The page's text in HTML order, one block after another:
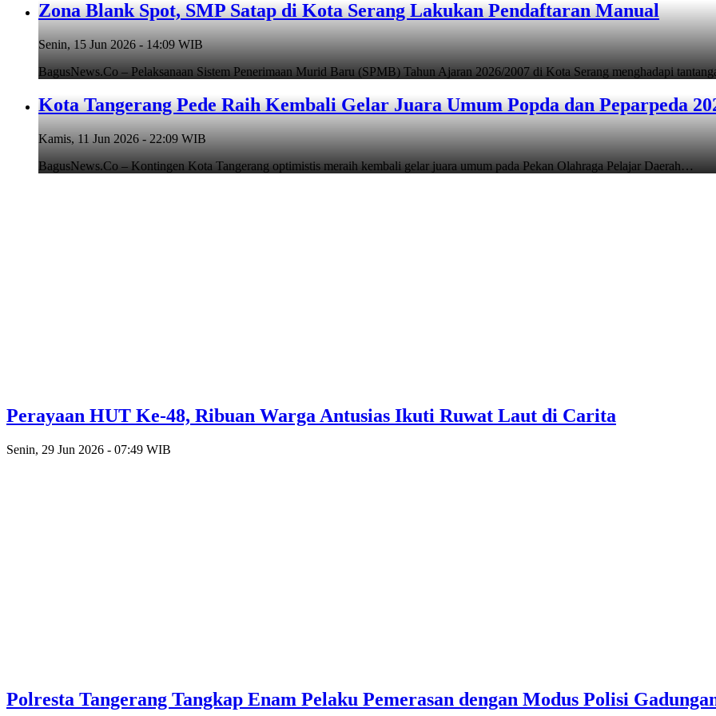
Zona Blank Spot, SMP Satap di Kota Serang Lakukan Pendaftaran Manual
Senin, 15 Jun 2026 - 14:09 WIB
BagusNews.Co – Pelaksanaan Sistem Penerimaan Murid Baru (SPMB) Tahun Ajaran 2026/2007 di Kota Serang menghadapi
Kota Tangerang Pede Raih Kembali Gelar Juara Umum Popda dan Peparpeda
Kamis, 11 Jun 2026 - 22:09 WIB
BagusNews.Co – Kontingen Kota Tangerang optimistis meraih kembali gelar juara umum pada Pekan Olahraga Pelajar Daerah…
Perayaan HUT Ke-48, Ribuan Warga Antusias Ikuti Ruwat Laut di Carita
Senin, 29 Jun 2026 - 07:49 WIB
Polresta Tangerang Tangkap Enam Pelaku Pemerasan dengan Modus Polisi